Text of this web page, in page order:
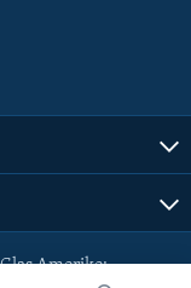
Amerike: